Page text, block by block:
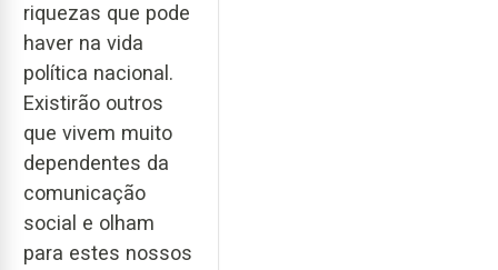
riquezas que pode
haver na vida
política nacional.
Existirão outros
que vivem muito
dependentes da
comunicação
social e olham
para estes nossos